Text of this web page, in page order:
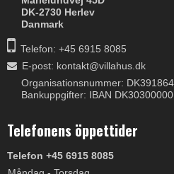
DK-2730 Herlev
Danmark
Telefon: +45 6915 8085
E-post: kontakt@villahus.dk
Organisationsnummer:
Bankuppgifter: IBAN
Telefonens öppettider
Telefon +45 6915 8085